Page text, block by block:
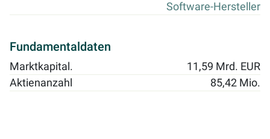
Software-Hersteller
Fundamentaldaten
Marktkapital.
11,59 Mrd. EUR
Aktienanzahl
85,42 Mio.